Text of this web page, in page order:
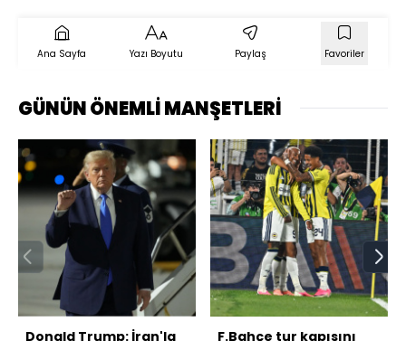
Ana Sayfa Yazı Boyutu Paylaş Favoriler
GÜNÜN ÖNEMLİ MANŞETLERİ
Donald Trump: İran'la
F.Bahçe tur kapısını